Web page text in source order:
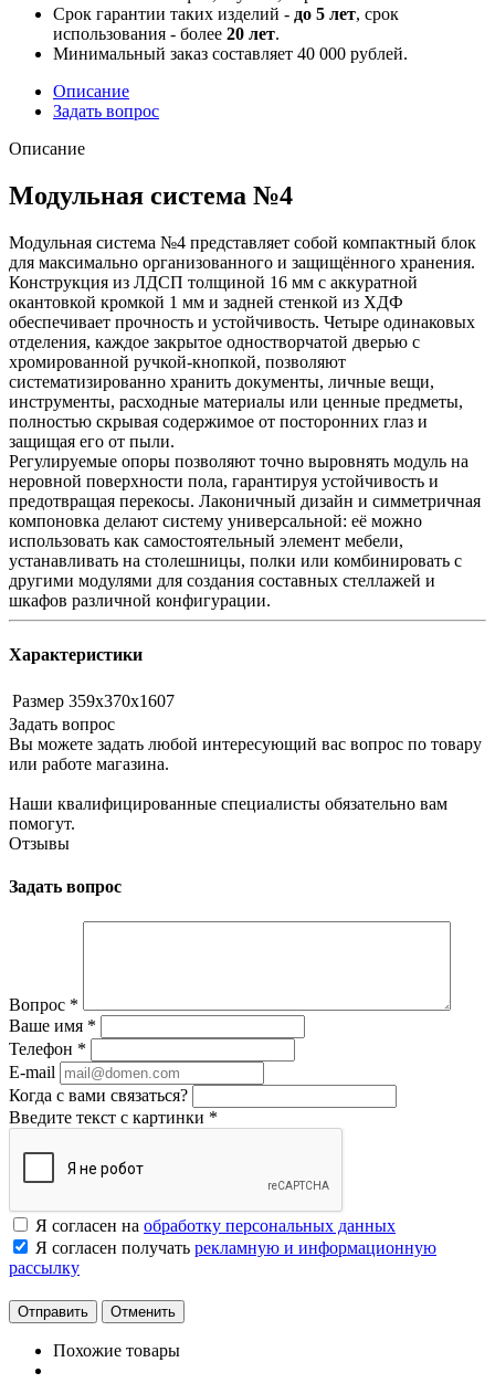
Срок гарантии таких изделий - до 5 лет, срок
использования - более 20 лет.
Минимальный заказ составляет 40 000 рублей.
Описание
Задать вопрос
Описание
Модульная система №4
Модульная система №4 представляет собой компактный блок
для максимально организованного и защищённого хранения.
Конструкция из ЛДСП толщиной 16 мм с аккуратной
окантовкой кромкой 1 мм и задней стенкой из ХДФ
обеспечивает прочность и устойчивость. Четыре одинаковых
отделения, каждое закрытое одностворчатой дверью с
хромированной ручкой-кнопкой, позволяют
систематизированно хранить документы, личные вещи,
инструменты, расходные материалы или ценные предметы,
полностью скрывая содержимое от посторонних глаз и
защищая его от пыли.
Регулируемые опоры позволяют точно выровнять модуль на
неровной поверхности пола, гарантируя устойчивость и
предотвращая перекосы. Лаконичный дизайн и симметричная
компоновка делают систему универсальной: её можно
использовать как самостоятельный элемент мебели,
устанавливать на столешницы, полки или комбинировать с
другими модулями для создания составных стеллажей и
шкафов различной конфигурации.
Характеристики
Размер 359х370х1607
Задать вопрос
Вы можете задать любой интересующий вас вопрос по товару
или работе магазина.
Наши квалифицированные специалисты обязательно вам
помогут.
Отзывы
Задать вопрос
Вопрос *
Ваше имя *
Телефон *
E-mail
Когда с вами связаться?
Введите текст с картинки *
Я согласен на обработку персональных данных
Я согласен получать рекламную и информационную
рассылку
Отменить
Похожие товары